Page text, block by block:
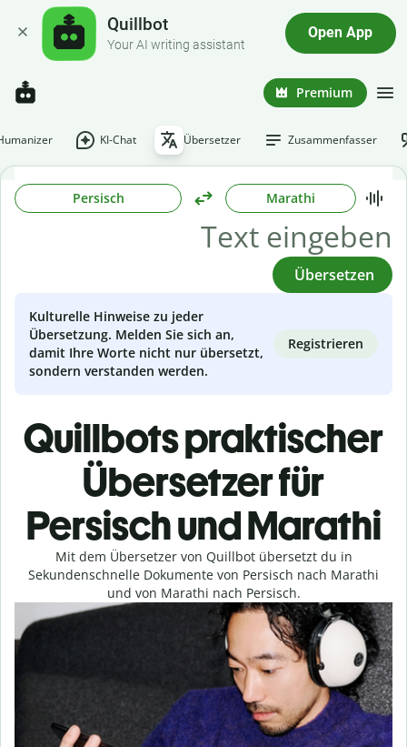
Quillbot
Your AI writing assistant
Open App
Premium
KI-Chat Übersetzer Zusammenfasser
Persisch Marathi
Übersetzen
Kulturelle Hinweise zu jeder
Übersetzung. Melden Sie sich an,
damit Ihre Worte nicht nur übersetzt,
sondern verstanden werden.
Registrieren
Quillbots praktischer
Übersetzer für
Persisch und Marathi
Mit dem Übersetzer von Quillbot übersetzt du in
Sekundenschnelle Dokumente von Persisch nach Marathi
und von Marathi nach Persisch.